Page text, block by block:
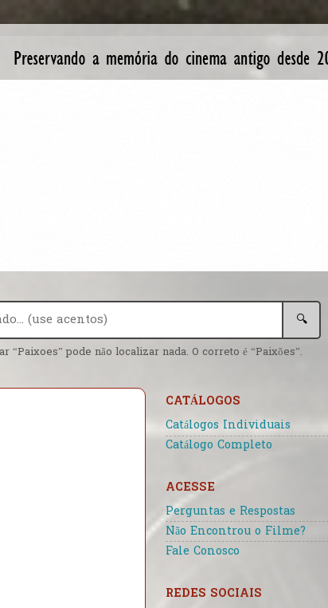
🔍
pode não localizar nada. O correto é “Paixões”.
CATÁLOGOS
Catálogos Individuais
Catálogo Completo
ACESSE
Perguntas e Respostas
Não Encontrou o Filme?
Fale Conosco
REDES SOCIAIS